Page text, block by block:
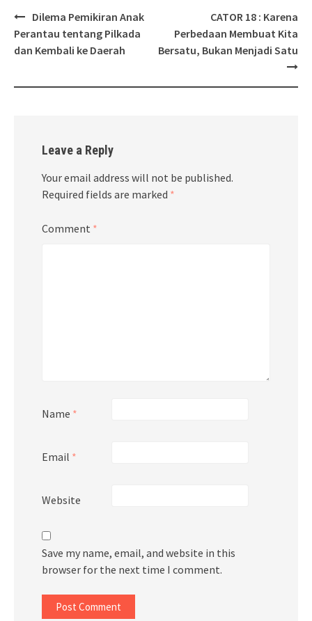
Post
navigation
Dilema Pemikiran Anak
Perantau tentang Pilkada
dan Kembali ke Daerah
CATOR 18 : Karena
Perbedaan Membuat Kita
Bersatu, Bukan Menjadi Satu
Leave a Reply
Your email address will not be published.
Required fields are marked *
Comment *
Name *
Email *
Website
Save my name, email, and website in this
browser for the next time I comment.